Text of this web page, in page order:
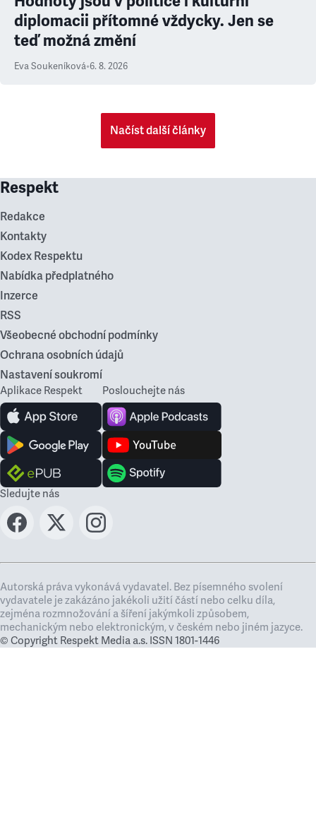
diplomacii přítomné vždycky. Jen se
teď možná změní
Eva Soukeníková•6. 8. 2026
Načíst další články
Respekt
Redakce
Kontakty
Kodex Respektu
Nabídka předplatného
Inzerce
RSS
Všeobecné obchodní podmínky
Ochrana osobních údajů
Nastavení soukromí
Aplikace Respekt Poslouchejte nás
Sledujte nás
Autorská práva vykonává vydavatel. Bez písemného svolení
vydavatele je zakázáno jakékoli užití částí nebo celku díla,
zejména rozmnožování a šíření jakýmkoli způsobem,
mechanickým nebo elektronickým, v českém nebo jiném jazyce.
© Copyright Respekt Media a.s. ISSN 1801-1446